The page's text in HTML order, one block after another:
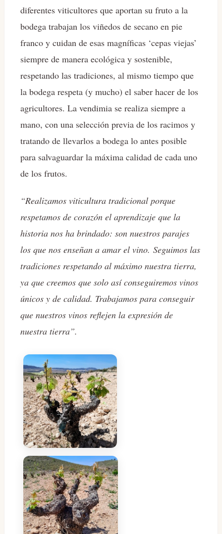
diferentes viticultores que aportan su fruto a la
bodega trabajan los viñedos de secano en pie
franco y cuidan de esas magníficas ‘cepas viejas’
siempre de manera ecológica y sostenible,
respetando las tradiciones, al mismo tiempo que
la bodega respeta (y mucho) el saber hacer de los
agricultores. La vendimia se realiza siempre a
mano, con una selección previa de los racimos y
tratando de llevarlos a bodega lo antes posible
para salvaguardar la máxima calidad de cada uno
de los frutos.
“Realizamos viticultura tradicional porque
respetamos de corazón el aprendizaje que la
historia nos ha brindado: son nuestros parajes
los que nos enseñan a amar el vino. Seguimos las
tradiciones respetando al máximo nuestra tierra,
ya que creemos que solo así conseguiremos vinos
únicos y de calidad. Trabajamos para conseguir
que nuestros vinos reflejen la expresión de
nuestra tierra”.